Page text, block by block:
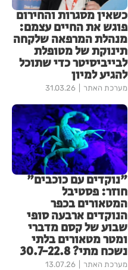
כשאין מסגרות והחירום
פוגש את החיים עצמם:
מנהלת המרפאה שלקחה
תינוקת של מטופלת
לבייביסיטר כדי שתוכל
להגיע למיון
מערכת האתר 31.03.26
"נוקדים עם כוכבים"
חוזר: פסטיבל
המטאורים בכפר
הנוקדים ארבעה סופי
שבוע של קסם מדברי
ומטר מטאורים בלתי
נשכח מתי? 30.7-22.8
מערכת האתר 13.07.26